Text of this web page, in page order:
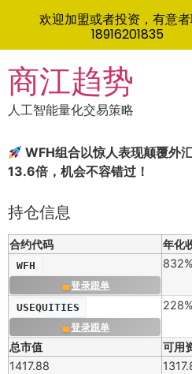
to
content
商江趋势
人工智能量化交易策略
WFH组合以惊人表现颠覆外
13.6倍，机会不容错过！
持仓信息
合约代码 年化
WFH
登录跟单
832%
USEQUITIES
登录跟单
228%
总市值 可用
1417.88
欢迎加盟或者投资，有意
18916201835